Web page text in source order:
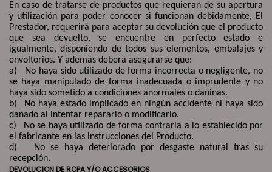
En caso de tratarse de productos que requieran de su apertura
y utilización para poder conocer si funcionan debidamente, El
Prestador, requerirá para aceptar su devolución que el producto
que sea devuelto, se encuentre en perfecto estado e
igualmente, disponiendo de todos sus elementos, embalajes y
envoltorios. Y además deberá asegurarse que:
a)
No haya sido utilizado de forma incorrecta o negligente, no
se haya manipulado de forma inadecuada o imprudente y no
haya sido sometido a condiciones anormales o dañinas.
b)
No haya estado implicado en ningún accidente ni haya sido
dañado al intentar repararlo o modificarlo.
c)
No se haya utilizado de forma contraria a lo establecido por
el fabricante en las instrucciones del Producto.
d)
No se haya deteriorado por desgaste natural tras su
recepción.
DEVOLUCION DE ROPA Y/O ACCESORIOS